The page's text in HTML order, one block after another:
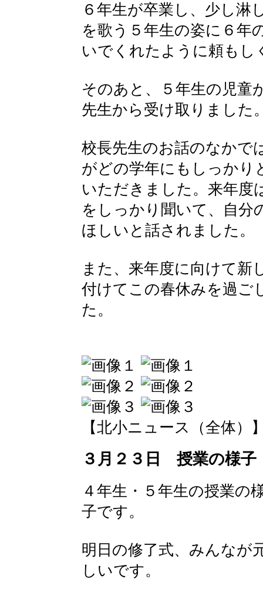
６年生が卒業し、少し淋
を歌う５年生の姿に６年
いでくれたように頼もし
そのあと、５年生の児童
先生から受け取りました
校長先生のお話のなかで
がどの学年にもしっかり
いただきました。来年度
をしっかり聞いて、自分
ほしいと話されました。
また、来年度に向けて新
付けてこの春休みを過ご
た。
【北小ニュース（全体）
３月２３日 授業の様
４年生・５年生の授業の
子です。
明日の修了式、みんなが
しいです。